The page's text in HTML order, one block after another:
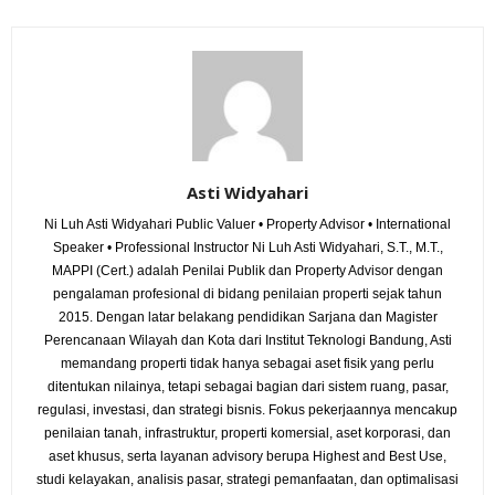
Asti Widyahari
Ni Luh Asti Widyahari Public Valuer • Property Advisor • International
Speaker • Professional Instructor Ni Luh Asti Widyahari, S.T., M.T.,
MAPPI (Cert.) adalah Penilai Publik dan Property Advisor dengan
pengalaman profesional di bidang penilaian properti sejak tahun
2015. Dengan latar belakang pendidikan Sarjana dan Magister
Perencanaan Wilayah dan Kota dari Institut Teknologi Bandung, Asti
memandang properti tidak hanya sebagai aset fisik yang perlu
ditentukan nilainya, tetapi sebagai bagian dari sistem ruang, pasar,
regulasi, investasi, dan strategi bisnis. Fokus pekerjaannya mencakup
penilaian tanah, infrastruktur, properti komersial, aset korporasi, dan
aset khusus, serta layanan advisory berupa Highest and Best Use,
studi kelayakan, analisis pasar, strategi pemanfaatan, dan optimalisasi